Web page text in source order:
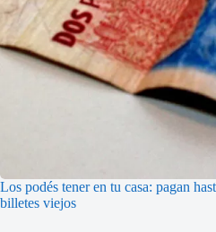
Los podés tener en tu casa: pagan
billetes viejos